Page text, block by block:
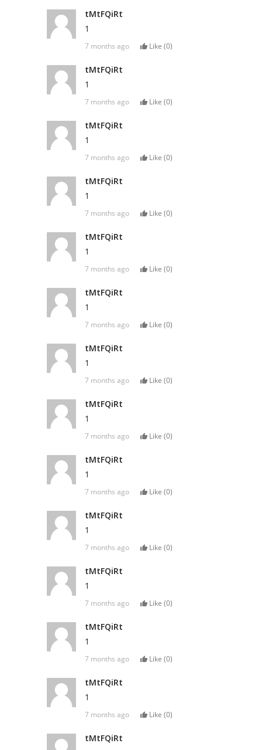
tMtFQiRt
1
7 months ago Like (0)
tMtFQiRt
1
7 months ago Like (0)
tMtFQiRt
1
7 months ago Like (0)
tMtFQiRt
1
7 months ago Like (0)
tMtFQiRt
1
7 months ago Like (0)
tMtFQiRt
1
7 months ago Like (0)
tMtFQiRt
1
7 months ago Like (0)
tMtFQiRt
1
7 months ago Like (0)
tMtFQiRt
1
7 months ago Like (0)
tMtFQiRt
1
7 months ago Like (0)
tMtFQiRt
1
7 months ago Like (0)
tMtFQiRt
1
7 months ago Like (0)
tMtFQiRt
1
7 months ago Like (0)
tMtFQiRt